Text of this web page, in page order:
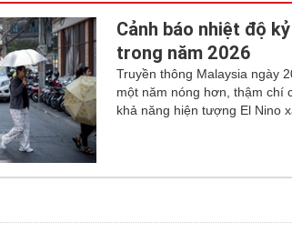
Cảnh báo nhiệt độ
trong năm 2026
Truyền thông Malaysia ngày
một năm nóng hơn, thậm chí
khả năng hiện tượng El Nino